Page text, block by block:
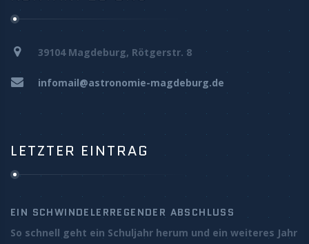
39104 Magdeburg, Rötgerstr. 8
infomail@astronomie-magdeburg.de
LETZTER EINTRAG
EIN SCHWINDELERREGENDER ABSCHLUSS
So schnell geht ein Schuljahr herum und ein weiteres Jahr